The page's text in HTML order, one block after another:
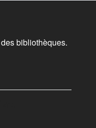
bibliothèques.
dans un nouvel onglet)